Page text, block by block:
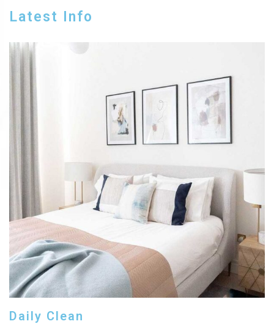
Latest Info
Daily Clean